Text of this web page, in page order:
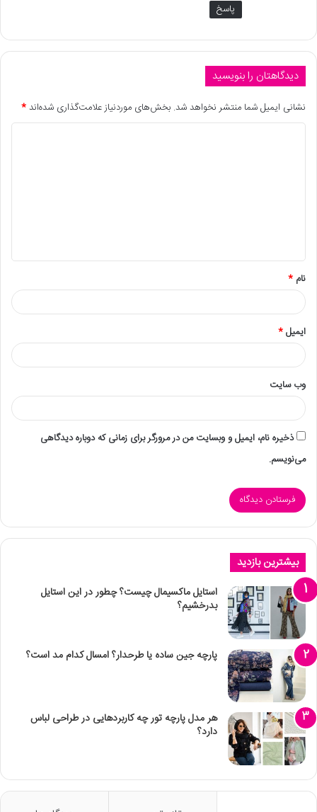
پاسخ
دیدگاهتان را بنویسید
نشانی ایمیل شما منتشر نخواهد شد. بخش‌های موردنیاز علامت‌گذاری شده‌اند*
نام *
ایمیل*
وب‌ سایت
ذخیره نام، ایمیل و وبسایت من در مرورگر برای زمانی که دوباره دیدگاهی
می‌نویسم.
بیشترین بازدید
استایل ماکسیمال چیست؟ چطور در این استایل
بدرخشیم؟
پارچه جین ساده یا طرحدار؟ امسال کدام مد است؟
هر مدل پارچه تور چه کاربردهایی در طراحی لباس
دارد؟